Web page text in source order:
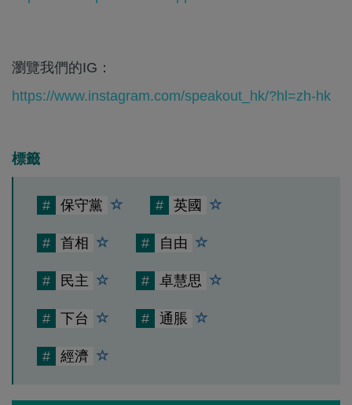
瀏覽我們的IG：
https://www.instagram.com/speakout_hk/?hl=zh-hk
標籤
# 保守黨 # 英國
# 首相 # 自由
# 民主 # 卓慧思
# 下台 # 通脹
# 經濟